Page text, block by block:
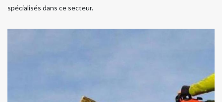
spécialisés dans ce secteur.